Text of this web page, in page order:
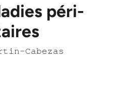
péri-
Cabezas